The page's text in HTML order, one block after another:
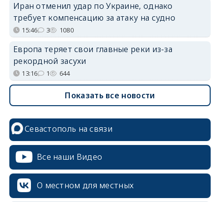
Иран отменил удар по Украине, однако
требует компенсацию за атаку на судно
15:46 3 1080
Европа теряет свои главные реки из-за
рекордной засухи
13:16 1 644
Показать все новости
Севастополь на связи
Все наши Видео
О местном для местных